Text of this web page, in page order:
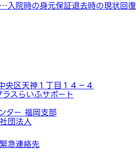
… 入院時の身元保証退去時の現状回復
央区天神１丁目１４−４
スらいふサポート
ター 福岡支部
団法人
緊急連絡先